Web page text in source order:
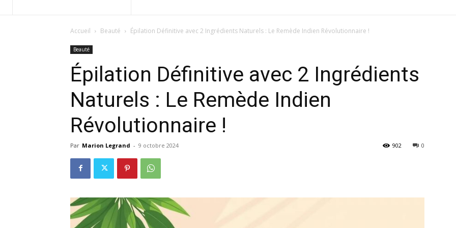
Accueil Beauté Épilation Définitive avec 2 Ingrédients Naturels : Le Remède Indien Révolutionnaire !
Beauté
Épilation Définitive avec 2 Ingrédients
Naturels : Le Remède Indien
Révolutionnaire !
Par Marion Legrand - 9 octobre 2024 0
902